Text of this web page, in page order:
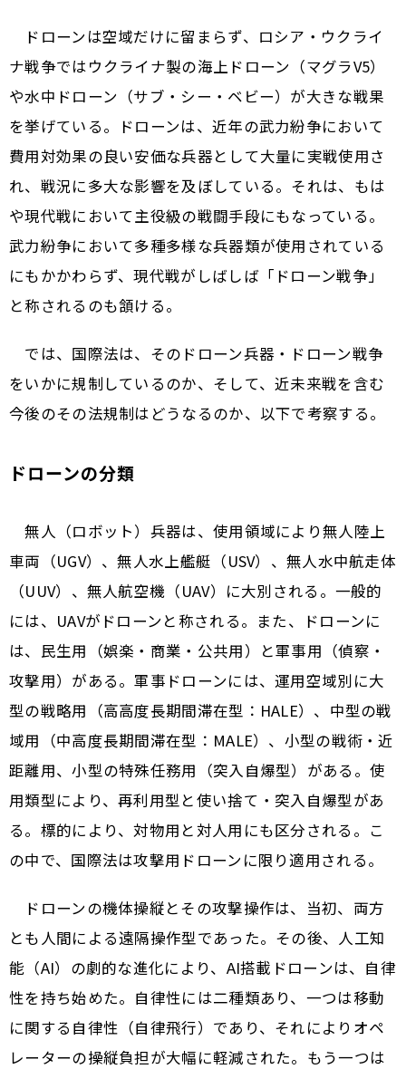
ドローンは空域だけに留まらず、ロシア・ウクライ
ナ戦争ではウクライナ製の海上ドローン（マグラV5）
や水中ドローン（サブ・シー・ベビー）が大きな戦果
を挙げている。ドローンは、近年の武力紛争において
費用対効果の良い安価な兵器として大量に実戦使用さ
れ、戦況に多大な影響を及ぼしている。それは、もは
や現代戦において主役級の戦闘手段にもなっている。
武力紛争において多種多様な兵器類が使用されている
にもかかわらず、現代戦がしばしば「ドローン戦争」
と称されるのも頷ける。
では、国際法は、そのドローン兵器・ドローン戦争
をいかに規制しているのか、そして、近未来戦を含む
今後のその法規制はどうなるのか、以下で考察する。
ドローンの分類
無人（ロボット）兵器は、使用領域により無人陸上
車両（UGV）、無人水上艦艇（USV）、無人水中航走体
（UUV）、無人航空機（UAV）に大別される。一般的
には、UAVがドローンと称される。また、ドローンに
は、民生用（娯楽・商業・公共用）と軍事用（偵察・
攻撃用）がある。軍事ドローンには、運用空域別に大
型の戦略用（高高度長期間滞在型：HALE）、中型の戦
域用（中高度長期間滞在型：MALE）、小型の戦術・近
距離用、小型の特殊任務用（突入自爆型）がある。使
用類型により、再利用型と使い捨て・突入自爆型があ
る。標的により、対物用と対人用にも区分される。こ
の中で、国際法は攻撃用ドローンに限り適用される。
ドローンの機体操縦とその攻撃操作は、当初、両方
とも人間による遠隔操作型であった。その後、人工知
能（AI）の劇的な進化により、AI搭載ドローンは、自律
性を持ち始めた。自律性には二種類あり、一つは移動
に関する自律性（自律飛行）であり、それによりオペ
レーターの操縦負担が大幅に軽減された。もう一つは